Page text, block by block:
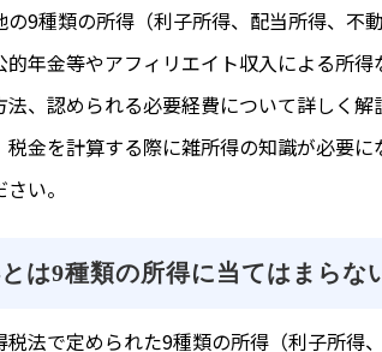
9種類の所得（利子所得、配当所得、不
的年金等やアフィリエイト収入による所
、認められる必要経費について詳しく
税金を計算する際に雑所得の知識が必要
い。
は9種類の所得に当てはまらな
法で定められた9種類の所得（利子所得